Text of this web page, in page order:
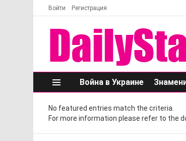
Войти Регистрация
Меню
Война в Украине
No featured entries match the criteria.
For more information please refer to the